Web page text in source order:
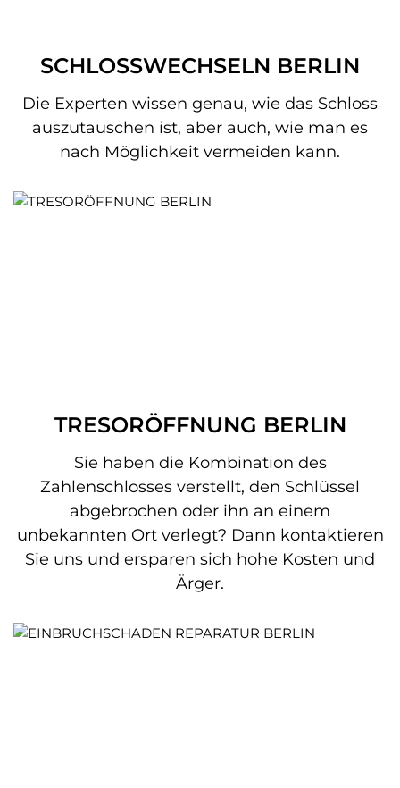
SCHLOSSWECHSELN BERLIN
Die Experten wissen genau, wie das Schloss
auszutauschen ist, aber auch, wie man es
nach Möglichkeit vermeiden kann.
TRESORÖFFNUNG BERLIN
Sie haben die Kombination des
Zahlenschlosses verstellt, den Schlüssel
abgebrochen oder ihn an einem
unbekannten Ort verlegt? Dann kontaktieren
Sie uns und ersparen sich hohe Kosten und
Ärger.